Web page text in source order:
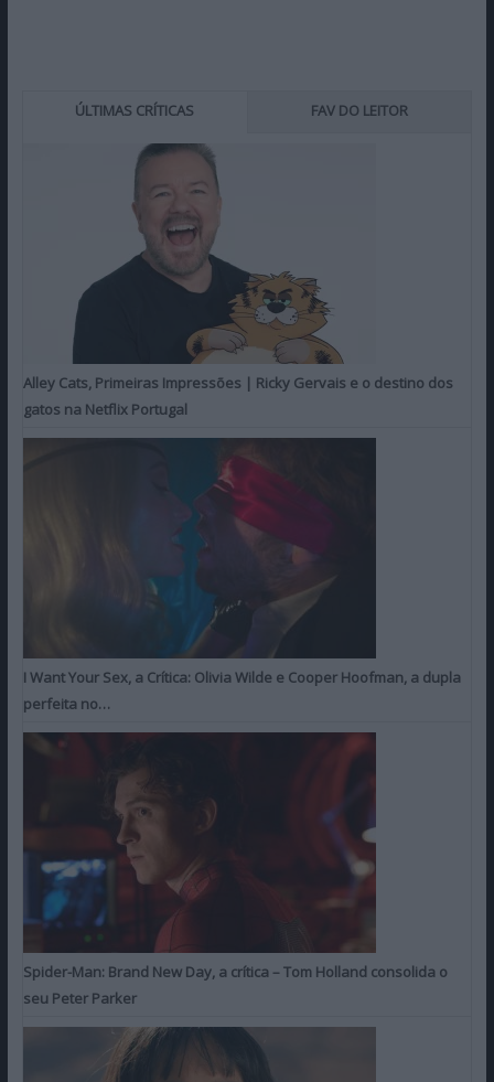
ÚLTIMAS CRÍTICAS FAV DO LEITOR
Alley Cats, Primeiras Impressões | Ricky Gervais e o destino dos
gatos na Netflix Portugal
I Want Your Sex, a Crítica: Olivia Wilde e Cooper Hoofman, a dupla
perfeita no…
Spider-Man: Brand New Day, a crítica – Tom Holland consolida o
seu Peter Parker